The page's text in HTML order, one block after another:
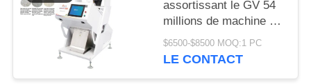
assortissant le GV 54
millions de machine de
développement de
séparateur de pixel
$6500-$8500 MOQ:1 PC
LE CONTACT